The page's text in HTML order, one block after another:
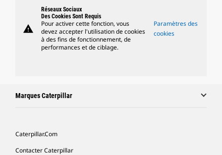
warning
Réseaux Sociaux
Des Cookies Sont Requis
Pour activer cette fonction, vous
devez accepter l'utilisation de cookies
à des fins de fonctionnement, de
performances et de ciblage.
Paramètres des
cookies
Marques Caterpillar
Caterpillar.com
Contacter Caterpillar